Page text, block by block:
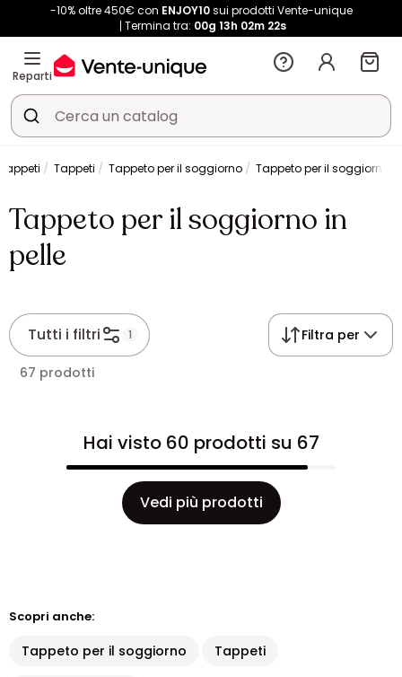
-10% oltre 450€ con ENJOY10sui prodotti Vente-unique
Termina tra: 00g 13h 02m 22s
Reparti
tappeti Tappeti Tappeto per il soggiorno Tappeto per il soggiorno
Tappeto per il soggiorno in
pelle
Tutti i filtri 1 Filtra per
67 prodotti
Hai visto 60 prodotti su 67
Vedi più prodotti
Scopri anche:
Tappeto per il soggiorno Tappeti